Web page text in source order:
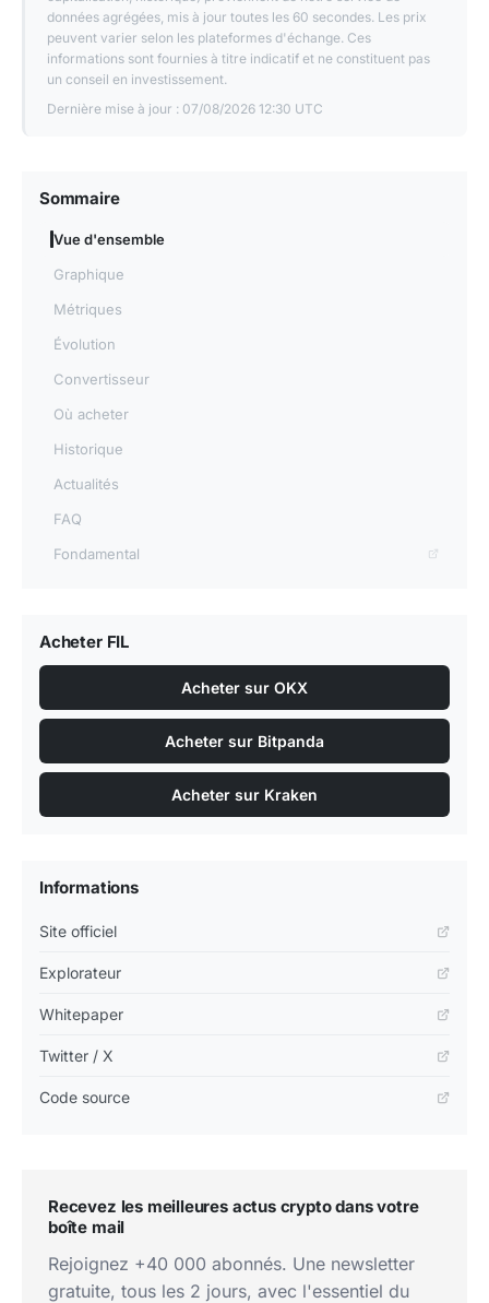
données agrégées, mis à jour toutes les 60 secondes. Les prix
peuvent varier selon les plateformes d'échange. Ces
informations sont fournies à titre indicatif et ne constituent pas
un conseil en investissement.
Dernière mise à jour : 07/08/2026 12:30 UTC
Sommaire
Vue d'ensemble
Graphique
Métriques
Évolution
Convertisseur
Où acheter
Historique
Actualités
FAQ
Fondamental
Acheter FIL
Acheter sur OKX
Acheter sur Bitpanda
Acheter sur Kraken
Informations
Site officiel
Explorateur
Whitepaper
Twitter / X
Code source
Recevez les meilleures actus crypto dans votre
boîte mail
Rejoignez +40 000 abonnés. Une newsletter
gratuite, tous les 2 jours, avec l'essentiel du